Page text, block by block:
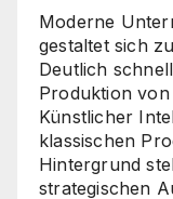
Moderne
gestaltet sich
Deutlich
Produktion
Künstlicher
klassischen
Hintergrund
strategischen